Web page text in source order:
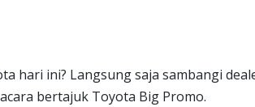
hari ini? Langsung saja sambangi
bertajuk Toyota Big Promo.